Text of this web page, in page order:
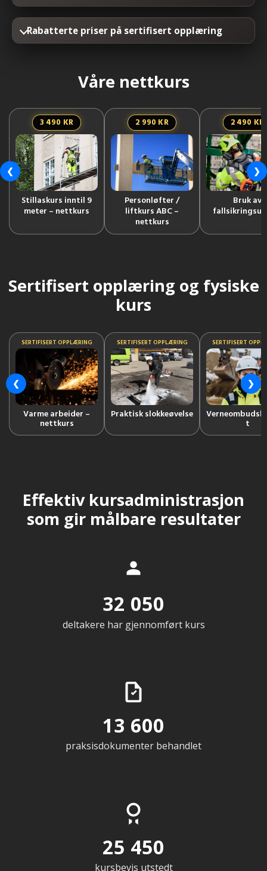
Rabatterte priser på sertifisert opplæring
Våre nettkurs
❮
3 490 KR
Stillaskurs inntil 9
meter – nettkurs
2 990 KR
Personløfter /
liftkurs ABC –
nettkurs
2 490 KR
Bruk av
❯
Sertifisert opplæring og fysiske
kurs
❮
SERTIFISERT OPPLÆRING
Varme arbeider –
nettkurs
SERTIFISERT OPPLÆRING
Praktisk slokkeøvelse
SERTIFISERT
t
❯
Effektiv kursadministrasjon
som gir målbare resultater
32 050
deltakere har gjennomført kurs
13 600
praksisdokumenter behandlet
25 450
kursbevis utstedt